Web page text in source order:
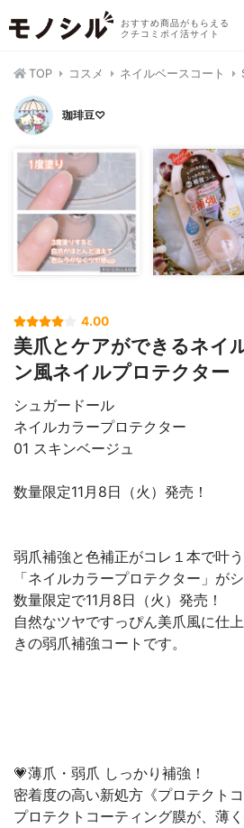
おすすめ商品がもらえる
クチコミポイ活サイト
TOP コスメ ネイルベースコート
珈琲豆♡
4.00
美爪とケアができるネイ
ン風ネイルプロテクター
シュガードール
ネイルカラープロテクター
01 スキンベージュ
数量限定11月8日（火）発売！
弱爪補強と色補正がコレ１本で叶う
「ネイルカラープロテクター」が
数量限定で11月8日（火）発売！
自然なツヤですっぴん美爪風に仕
きの弱爪補強コートです。
💗薄爪・弱爪 しっかり補強！
密着度の高い新処方《プロテクト
プロテクトコーティング膜が、薄く